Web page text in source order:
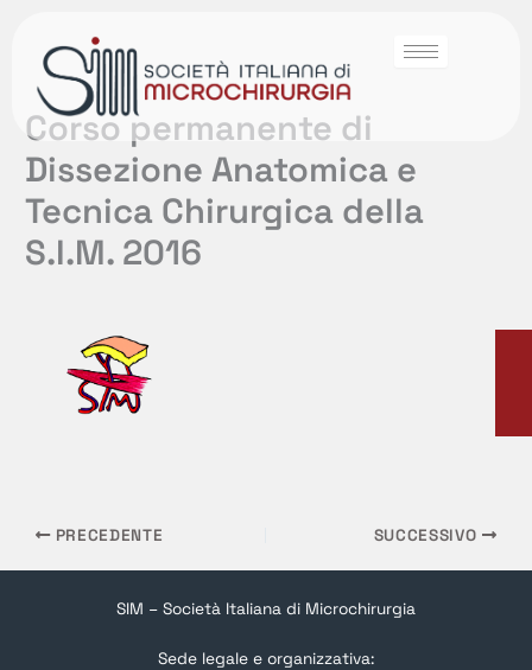
Corso permanente di
Dissezione Anatomica e
Tecnica Chirurgica della
S.I.M. 2016
PRECEDENTE SUCCESSIVO
SIM – Società Italiana di Microchirurgia
Sede legale e organizzativa: